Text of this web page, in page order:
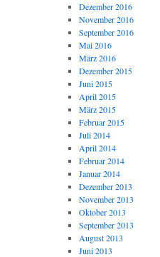
Dezember 2016
November 2016
September 2016
Mai 2016
März 2016
Dezember 2015
Juni 2015
April 2015
März 2015
Februar 2015
Juli 2014
April 2014
Februar 2014
Januar 2014
Dezember 2013
November 2013
Oktober 2013
September 2013
August 2013
Juni 2013